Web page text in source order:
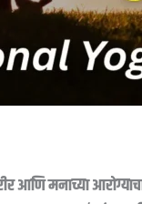
आणि मनाच्या